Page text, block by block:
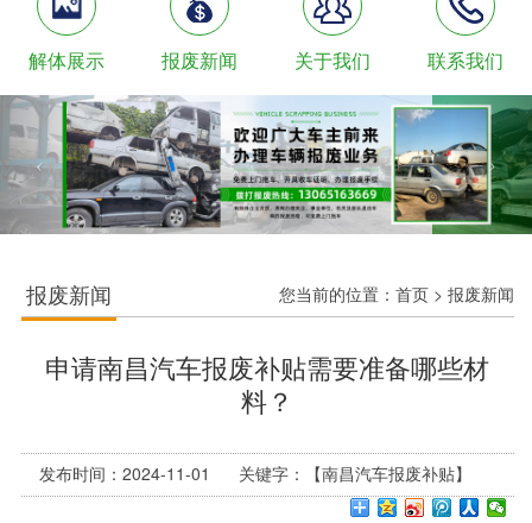
解体展示 报废新闻 关于我们 联系我们
报废新闻 您当前的位置： 首页 > 报废新闻
申请南昌汽车报废补贴需要准备哪些材
料？
发布时间：2024-11-01 关键字：【南昌汽车报废补贴】